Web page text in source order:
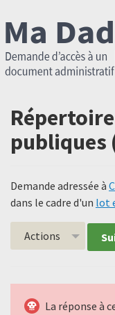
publiques
Demande adressée à
dans le cadre d'un lot
Actions
La réponse à